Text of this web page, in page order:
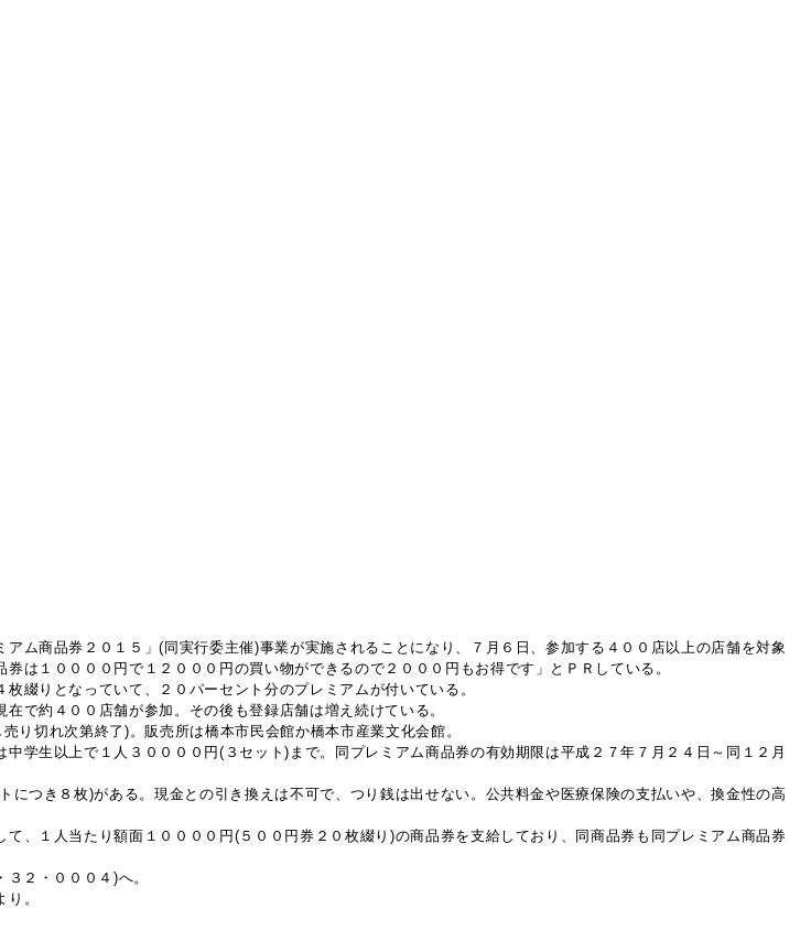
ム商品券２０１５」(同実行委主催)事業が実施されることになり、７月６日、参加する４００店以上の店舗を対象
は１００００円で１２０００円の買い物ができるので２０００円もお得です」とＰＲしている。
綴りとなっていて、２０パーセント分のプレミアムが付いている。
で約４００店舗が参加。その後も登録店舗は増え続けている。
り切れ次第終了)。販売所は橋本市民会館か橋本市産業文化会館。
学生以上で１人３００００円(３セット)まで。同プレミアム商品券の有効期限は平成２７年７月２４日～同１２月
つき８枚)がある。現金との引き換えは不可で、つり銭は出せない。公共料金や医療保険の支払いや、換金性の高
、１人当たり額面１００００円(５００円券２０枚綴り)の商品券を支給しており、同商品券も同プレミアム商品券
２・０００４)へ。
。